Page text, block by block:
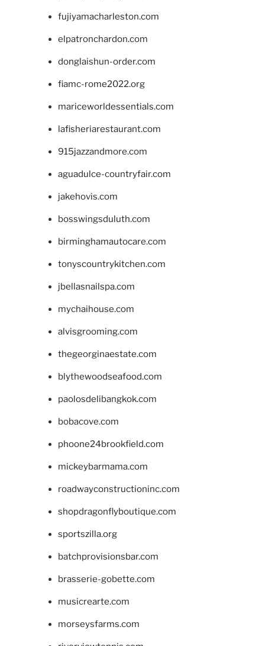
fujiyamacharleston.com
elpatronchardon.com
donglaishun-order.com
fiamc-rome2022.org
mariceworldessentials.com
lafisheriarestaurant.com
915jazzandmore.com
aguadulce-countryfair.com
jakehovis.com
bosswingsduluth.com
birminghamautocare.com
tonyscountrykitchen.com
jbellasnailspa.com
mychaihouse.com
alvisgrooming.com
thegeorginaestate.com
blythewoodseafood.com
paolosdelibangkok.com
bobacove.com
phoone24brookfield.com
mickeybarmama.com
roadwayconstructioninc.com
shopdragonflyboutique.com
sportszilla.org
batchprovisionsbar.com
brasserie-gobette.com
musicrearte.com
morseysfarms.com